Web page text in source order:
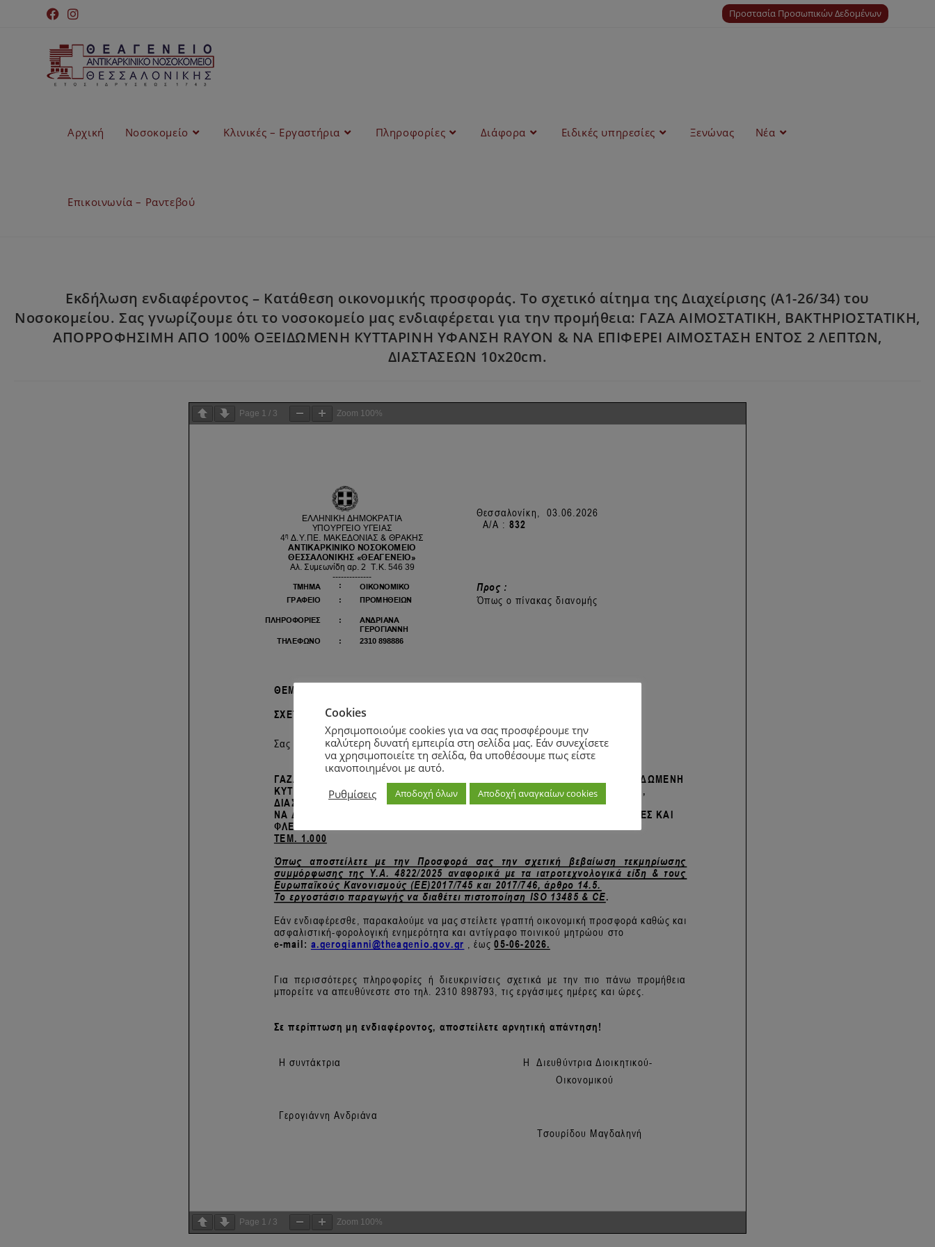
Προστασία Προσωπικών Δεδομένων
Αρχική Νοσοκομείο Κλινικές – Εργαστήρια Πληροφορίες Διάφορα Ειδικές υπηρεσίες Ξενώνας Νέα
Επικοινωνία – Ραντεβού
Εκδήλωση ενδιαφέροντος – Κατάθεση οικονομικής προσφοράς. Το σχετικό αίτημα της Διαχείρισης (Α1-26/34) του
Νοσοκομείου. Σας γνωρίζουμε ότι το νοσοκομείο μας ενδιαφέρεται για την προμήθεια: ΓΑΖΑ ΑΙΜΟΣΤΑΤΙΚΗ, ΒΑΚΤΗΡΙΟΣΤΑΤΙΚΗ,
ΑΠΟΡΡΟΦΗΣΙΜΗ ΑΠΟ 100% ΟΞΕΙΔΩΜΕΝΗ ΚΥΤΤΑΡΙΝΗ ΥΦΑΝΣΗ RAYON & ΝΑ ΕΠΙΦΕΡΕΙ ΑΙΜΟΣΤΑΣΗ ΕΝΤΟΣ 2 ΛΕΠΤΩΝ,
ΔΙΑΣΤΑΣΕΩΝ 10x20cm.
Page 1 / 3 Zoom 100%
Page 1 / 3 Zoom 100%
Cookies
Χρησιμοποιούμε cookies για να σας προσφέρουμε την
καλύτερη δυνατή εμπειρία στη σελίδα μας. Εάν συνεχίσετε
να χρησιμοποιείτε τη σελίδα, θα υποθέσουμε πως είστε
ικανοποιημένοι με αυτό.
Ρυθμίσεις
Αποδοχή όλων Αποδοχή αναγκαίων cookies